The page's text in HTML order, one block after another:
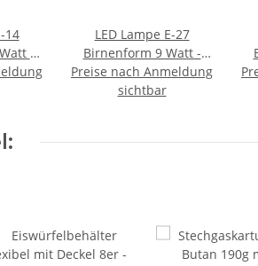
14
-
K)
LED Lampe E-27
Birnenform 9 Watt -
kaltweiß (6500 K)
Preise nach Anmeldung
sichtbar